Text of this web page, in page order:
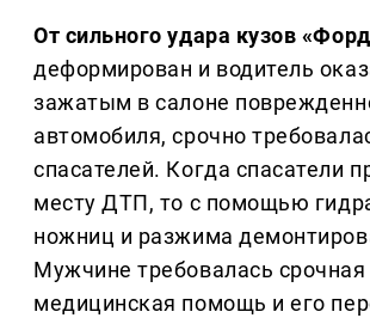
От сильного удара кузов
деформирован и водитель
зажатым в салоне
автомобиля, срочно
спасателей. Когда спасатели
месту ДТП, то с помощью
ножниц и разжима
Мужчине требовалась срочная
медицинская помощь и его